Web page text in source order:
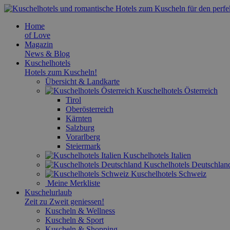
Home
of Love
Magazin
News & Blog
Kuschelhotels
Hotels zum Kuscheln!
Übersicht & Landkarte
Kuschelhotels Österreich
Tirol
Oberösterreich
Kärnten
Salzburg
Vorarlberg
Steiermark
Kuschelhotels Italien
Kuschelhotels
Kuschelhotels Schweiz
Meine Merkliste
Kuschelurlaub
Zeit zu Zweit geniessen!
Kuscheln & Wellness
Kuscheln & Sport